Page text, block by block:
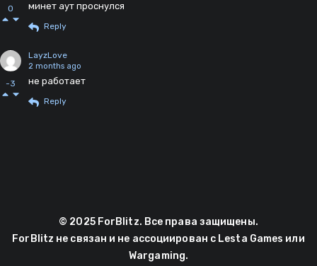
0 минет аут проснулся
Reply
-3
LayzLove
2 months ago
не работает
Reply
© 2025 ForBlitz. Все права защищены.
ForBlitz не связан и не ассоциирован с Lesta Games или
Wargaming.